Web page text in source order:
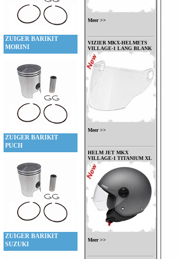
ZUIGER BARIKIT
MORINI
ZUIGER BARIKIT
PUCH
ZUIGER BARIKIT
SUZUKI
Meer >>
VIZIER MKX-HELMETS
VILLAGE-1 LANG BLANK
Meer >>
HELM JET MKX
VILLAGE-1 TITANIUM XL
Meer >>